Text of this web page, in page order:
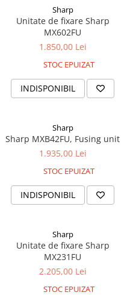
Sharp
Unitate de fixare Sharp
MX602FU
1.850,00 Lei
STOC EPUIZAT
INDISPONIBIL
Sharp
Sharp MXB42FU, Fusing unit
1.935,00 Lei
STOC EPUIZAT
INDISPONIBIL
Sharp
Unitate de fixare Sharp
MX231FU
2.205,00 Lei
STOC EPUIZAT